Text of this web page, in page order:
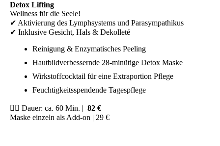
Detox Lifting
Wellness für die Seele!
✔ Aktivierung des Lymphsystems und Parasympathikus
✔ Inklusive Gesicht, Hals & Dekolleté
Reinigung & Enzymatisches Peeling
Hautbildverbessernde 28-minütige Detox Maske
Wirkstoffcocktail für eine Extraportion Pflege
Feuchtigkeitsspendende Tagespflege
💆‍♀️ Dauer: ca. 60 Min. | 82 €
Maske einzeln als Add-on | 29 €